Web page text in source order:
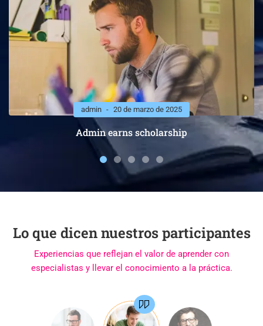
admin 20 de marzo de 2025
Admin earns scholarship
Lo que dicen nuestros participantes
Experiencias que reflejan el valor de aprender con
especialistas y llevar el conocimiento a la práctica.